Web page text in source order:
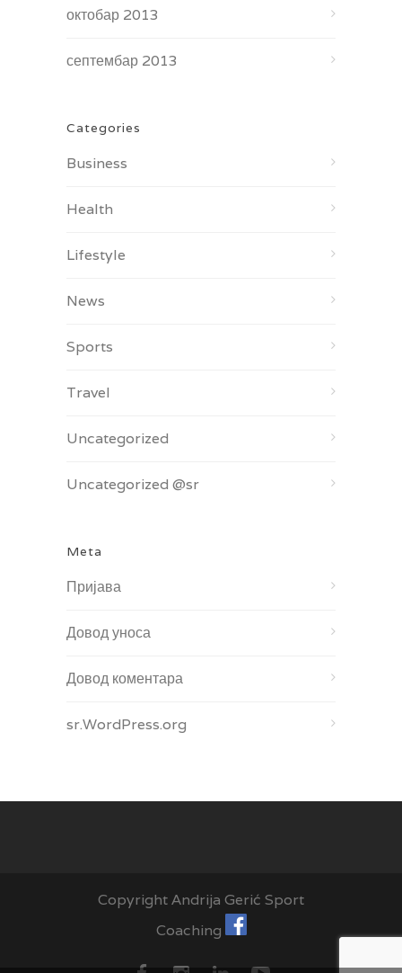
октобар 2013
септембар 2013
Categories
Business
Health
Lifestyle
News
Sports
Travel
Uncategorized
Uncategorized @sr
Meta
Пријава
Довод уноса
Довод коментара
sr.WordPress.org
Copyright Andrija Gerić Sport
Coaching